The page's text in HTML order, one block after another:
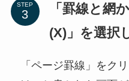
STEP
「罫線と網
(X)」を選択
「ページ罫線」をク